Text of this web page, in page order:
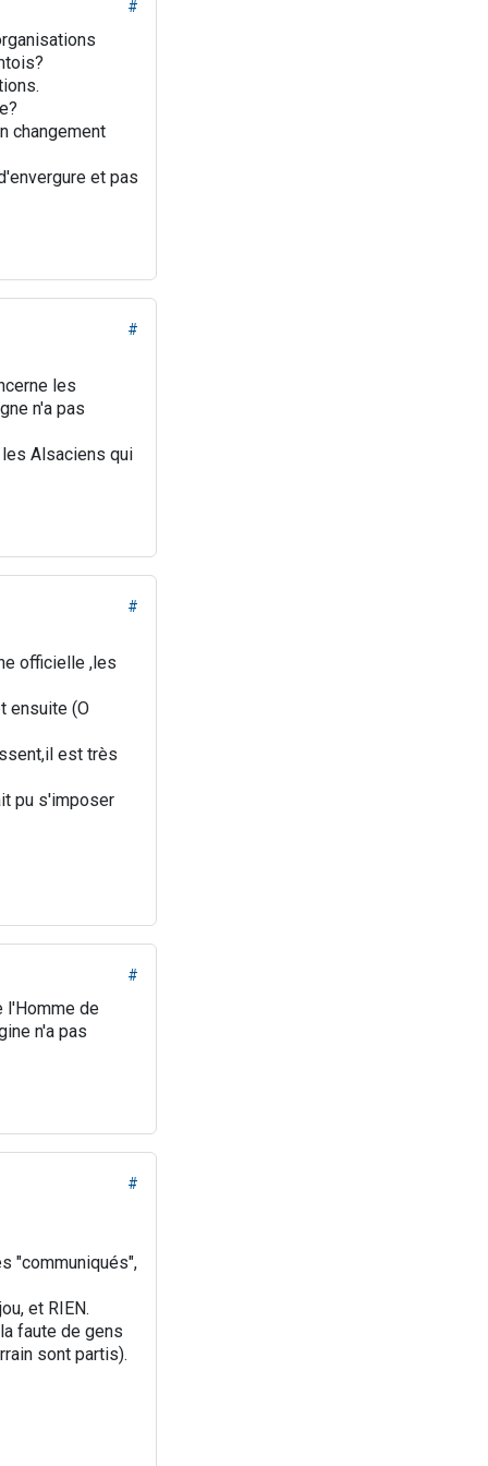
#
changement
et pas
#
les
n'a pas
Alsaciens qui
#
officielle ,les
ensuite (O
est très
pu s'imposer
#
l'Homme de
n'a pas
#
"communiqués",
et RIEN.
faute de gens
sont partis).